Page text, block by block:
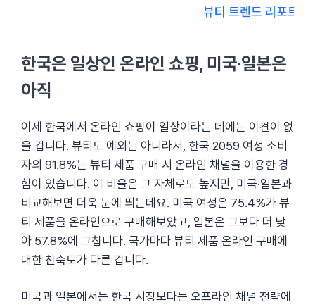
뷰티 트렌드 리포트
한국은 일상인 온라인 쇼핑, 미국·일본은
아직
이제 한국에서 온라인 쇼핑이 일상이라는 데에는 이견이 없
을 겁니다. 뷰티도 예외는 아니라서, 한국 2059 여성 소비
자의 91.8%는 뷰티 제품 구매 시 온라인 채널을 이용한 경
험이 있습니다. 이 비율은 그 자체로도 높지만, 미국·일본과
비교해보면 더욱 눈에 띄는데요. 미국 여성은 75.4%가 뷰
티 제품을 온라인으로 구매해보았고, 일본은 그보다 더 낮
아 57.8%에 그칩니다. 국가마다 뷰티 제품 온라인 구매에
대한 친숙도가 다른 겁니다.
미국과 일본에서는 한국 시장보다는 오프라인 채널 전략에